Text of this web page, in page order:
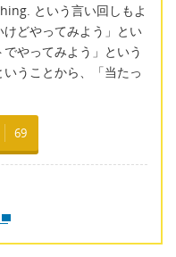
という言い回しもよ
どやってみよう」とい
やってみよう」という
うことから、「当たっ
69